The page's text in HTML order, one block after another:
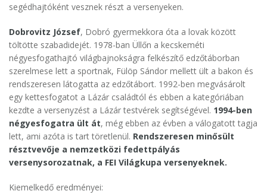
segédhajtóként vesznek részt a versenyeken.
Dobrovitz József, Dobró gyermekkora óta a lovak között
töltötte szabadidejét. 1978-ban Üllőn a kecskeméti
négyesfogathajtó világbajnokságra felkészítő edzőtáborban
szerelmese lett a sportnak, Fülöp Sándor mellett ült a bakon és
rendszeresen látogatta az edzőtábort. 1992-ben megvásárolt
egy kettesfogatot a Lázár családtól és ebben a kategóriában
kezdte a versenyzést a Lázár testvérek segítségével. 1994-ben
négyesfogatra ült át, még ebben az évben a válogatott tagja
lett, ami azóta is tart töretlenül. Rendszeresen minősült
résztvevője a nemzetközi fedettpályás
versenysorozatnak, a FEI Világkupa versenyeknek.
Kiemelkedő eredményei: